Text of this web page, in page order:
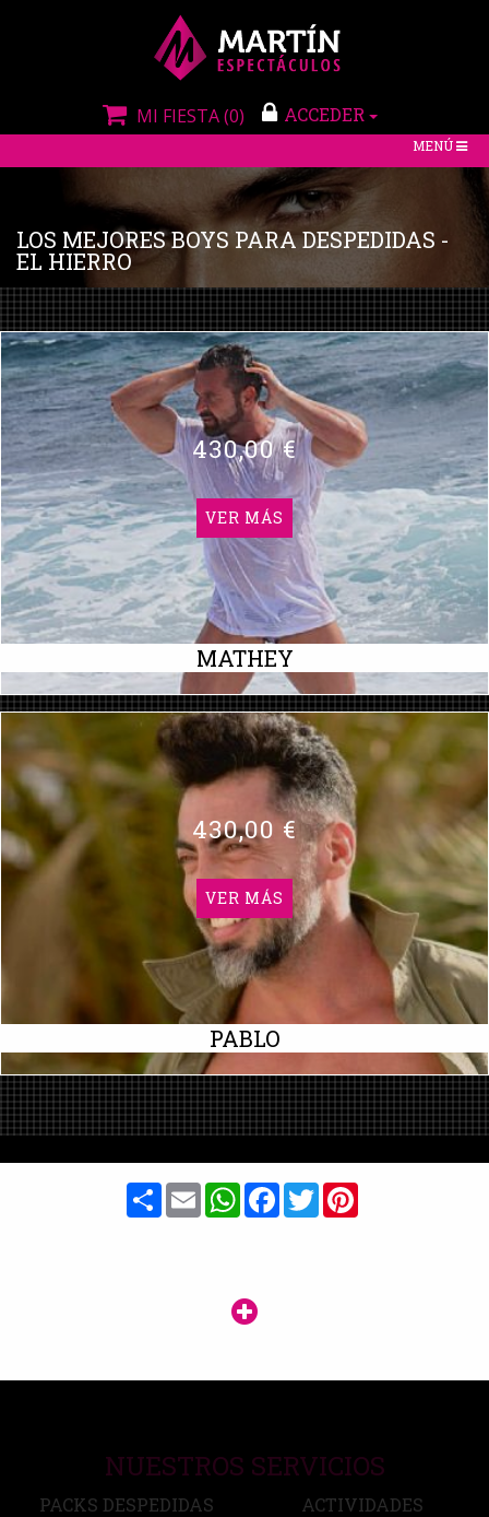
MI FIESTA(0) ACCEDER
TOGGLE
MENÚ
LOS MEJORES BOYS PARA DESPEDIDAS -
EL HIERRO
MATHEY
430,00 €
VER MÁS
PABLO
430,00 €
VER MÁS
ShareEmailWhatsAppFacebook
Twitter
NUESTROS SERVICIOS
PACKS DESPEDIDAS
ACTIVIDADES